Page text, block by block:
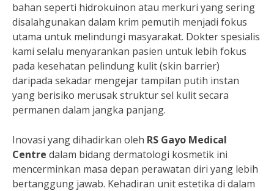
bahan seperti hidrokuinon atau merkuri yang sering
disalahgunakan dalam krim pemutih menjadi fokus
utama untuk melindungi masyarakat. Dokter spesialis
kami selalu menyarankan pasien untuk lebih fokus
pada kesehatan pelindung kulit (skin barrier)
daripada sekadar mengejar tampilan putih instan
yang berisiko merusak struktur sel kulit secara
permanen dalam jangka panjang.
Inovasi yang dihadirkan oleh RS Gayo Medical
Centre dalam bidang dermatologi kosmetik ini
mencerminkan masa depan perawatan diri yang lebih
bertanggung jawab. Kehadiran unit estetika di dalam